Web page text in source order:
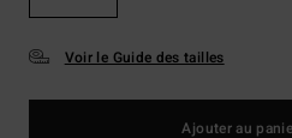
Voir le Guide des tailles
Ajouter au